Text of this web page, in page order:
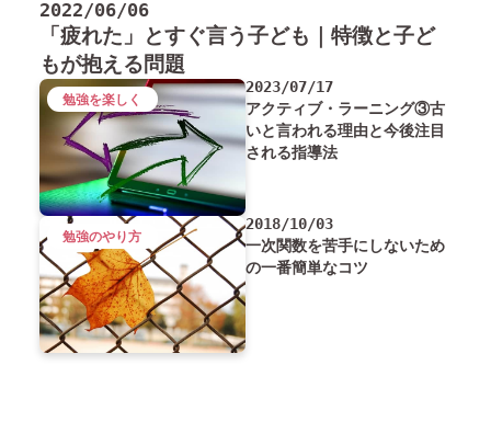
2022/06/06
「疲れた」とすぐ言う子ども｜特徴と子ど
もが抱える問題
2023/07/17
アクティブ・ラーニング③古
いと言われる理由と今後注目
される指導法
勉強を楽しく
2018/10/03
一次関数を苦手にしないため
の一番簡単なコツ
勉強のやり方